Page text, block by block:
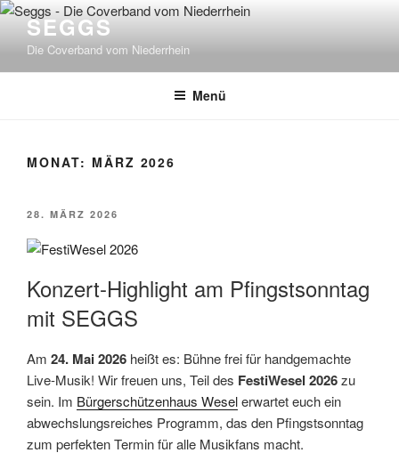
Zum
Inhalt
springen
SEGGS
Die Coverband vom Niederrhein
Menü
MONAT: MÄRZ 2026
VERÖFFENTLICHT
28. MÄRZ 2026
Konzert-Highlight am Pfingstsonntag
mit SEGGS
Am 24. Mai 2026 heißt es: Bühne frei für handgemachte
Live-Musik! Wir freuen uns, Teil des FestiWesel 2026zu
sein. Im Bürgerschützenhaus Weselerwartet euch ein
abwechslungsreiches Programm, das den Pfingstsonntag
zum perfekten Termin für alle Musikfans macht.